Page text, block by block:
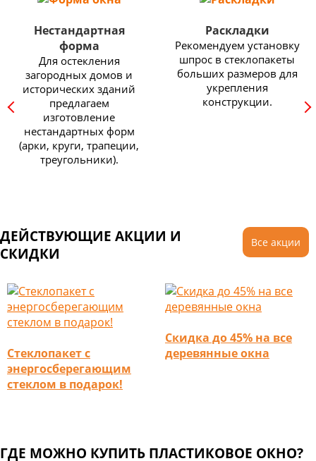
Нестандартная
форма
Для остекления
загородных домов и
исторических зданий
предлагаем
изготовление
нестандартных форм
(арки, круги, трапеции,
треугольники).
Раскладки
Рекомендуем установку
шпрос в стеклопакеты
больших размеров для
укрепления
конструкции.
Все акции
ДЕЙСТВУЮЩИЕ АКЦИИ И
СКИДКИ
Стеклопакет с
энергосберегающим
стеклом в подарок!
Скидка до 45% на все
деревянные окна
ГДЕ МОЖНО КУПИТЬ ПЛАСТИКОВОЕ ОКНО?